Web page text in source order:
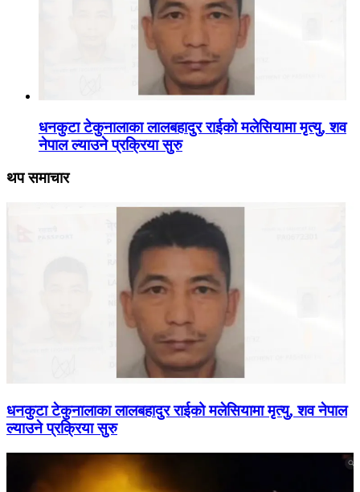
धनकुटा टेकुनालाका लालबहादुर राईको मलेसियामा मृत्यु, शव
नेपाल ल्याउने प्रक्रिया सुरु
थप समाचार
धनकुटा टेकुनालाका लालबहादुर राईको मलेसियामा मृत्यु, शव नेपाल
ल्याउने प्रक्रिया सुरु